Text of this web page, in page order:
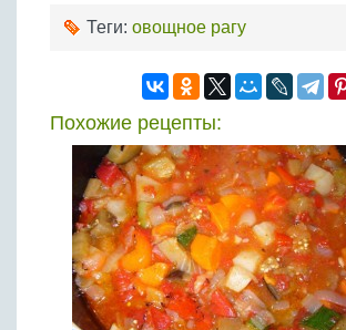
Теги: овощное рагу
Похожие рецепты: